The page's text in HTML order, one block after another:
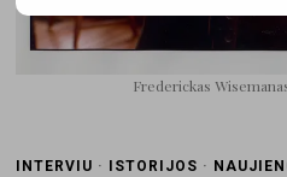
Frederickas
INTERVIU · ISTORIJOS ·